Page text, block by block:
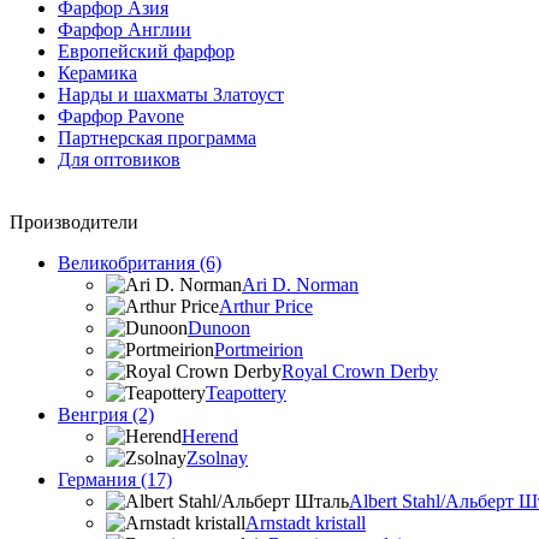
Фарфор Азия
Фарфор Англии
Европейский фарфор
Керамика
Нарды и шахматы Златоуст
Фарфор Pavone
Партнерская программа
Для оптовиков
Производители
Великобритания (6)
Ari D. Norman
Arthur Price
Dunoon
Portmeirion
Royal Crown Derby
Teapottery
Венгрия (2)
Herend
Zsolnay
Германия (17)
Albert Stahl/Альбеpт
Arnstadt kristall